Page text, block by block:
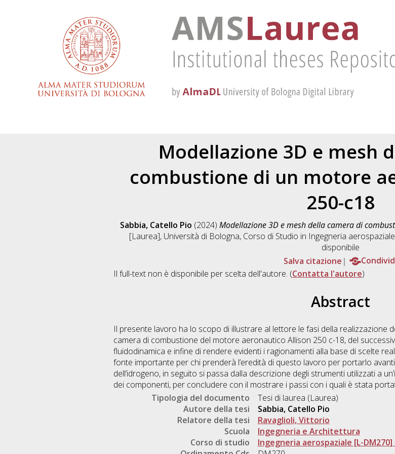
Modellazione 3D e mesh
combustione di un motore
250-c18
Sabbia, Catello Pio (2024) Modellazione 3D e mesh della camera di
[Laurea], Università di Bologna, Corso di Studio in Ingegneria
disponibile
Salva citazione
Il full-text non è disponibile per scelta dell'autore. (Contatta l'autore)
Abstract
Il presente lavoro ha lo scopo di illustrare al lettore le fasi della realizzazione
camera di combustione del motore aeronautico Allison 250 c-18, del
fluidodinamica e infine di rendere evidenti i ragionamenti alla base di scelte
fonte importante per chi prenderà l’eredità di questo lavoro per portarlo
dell’idrogeno, in seguito si passa dalla descrizione degli strumenti utilizzati a
dei componenti, per concludere con il mostrare i passi con i quali è stata
Tipologia del documento
Tesi di laurea (Laurea)
Autore della tesi
Sabbia, Catello Pio
Relatore della tesi
Ravaglioli, Vittorio
Scuola
Ingegneria e Architettura
Corso di studio
Ingegneria aerospaziale [L-DM270]